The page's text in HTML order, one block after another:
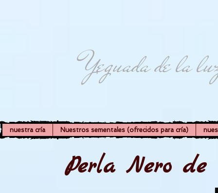
Yeguada de la
nuestra cría Nuestros sementales (ofrecidos para cría)
Perla Nero